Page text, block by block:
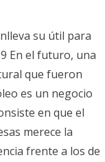
su útil para
En el futuro, una
que fueron
es un negocio
en que el
merece la
frente a los de